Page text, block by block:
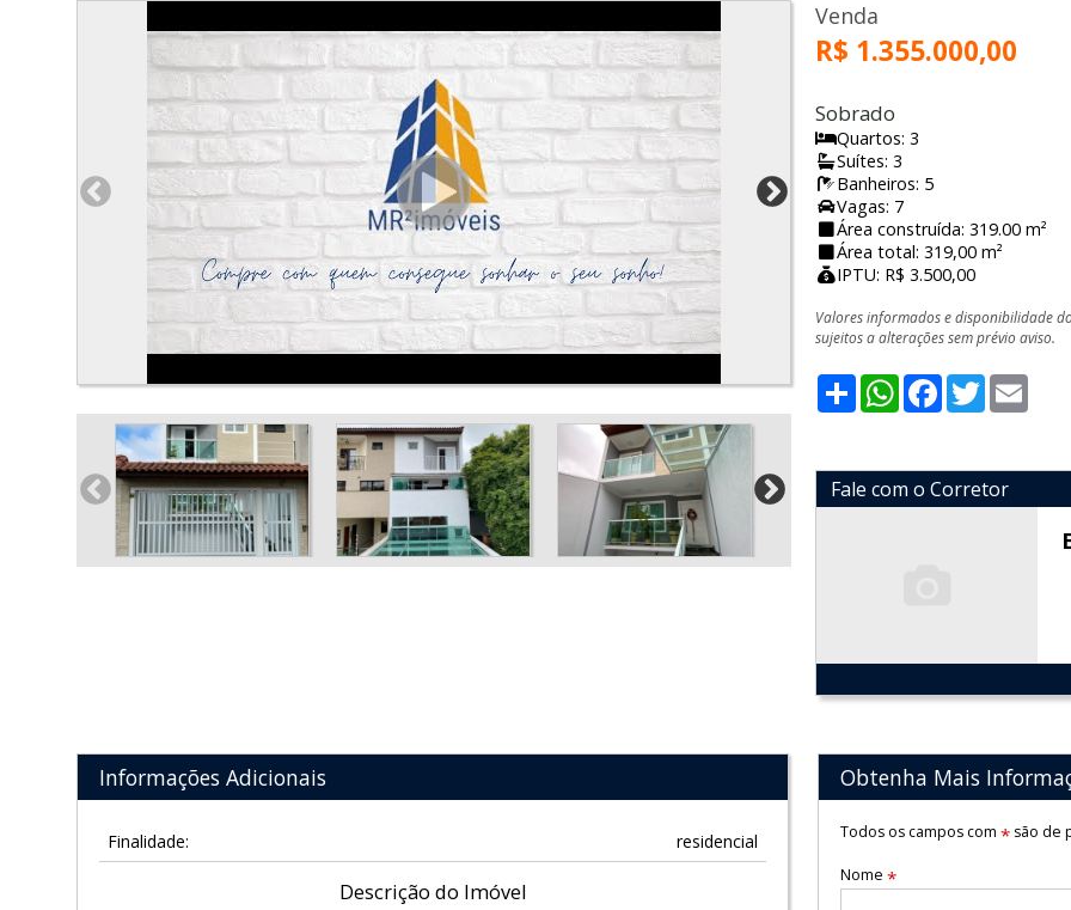
Venda
R$ 1.355.000,00
Sobrado
Quartos: 3
Suítes: 3
Banheiros: 5
Vagas: 7
Área construída: 319.00 m²
Área total: 319,00 m²
IPTU: R$ 3.500,00
Valores informados e disponibilidade
sujeitos a alterações sem prévio aviso.
ShareWhatsApp
Facebook
Twitter
Fale com o Corretor
Informações Adicionais
Finalidade: residencial
Descrição do Imóvel
Obtenha Mais
Todos os campos com *são de
Nome *